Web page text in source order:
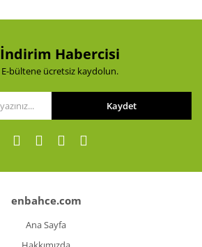
İndirim Habercisi
E-bültene ücretsiz kaydolun.
Kaydet
enbahce.com
Ana Sayfa